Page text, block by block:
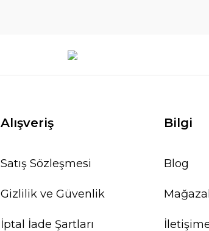
Alışveriş
Satış Sözleşmesi
Gizlilik ve Güvenlik
İptal İade Şartları
Bilgi
Blog